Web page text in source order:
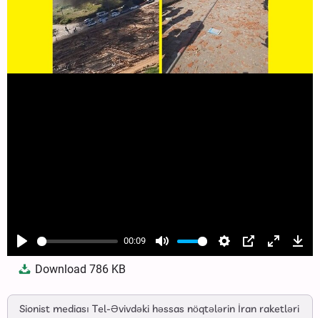
Play
00:09
Mute Settings
PIP Enter
Download786 KB
Sionist mediası Tel-Əvivdəki həssas nöqtələrin İran raketləri